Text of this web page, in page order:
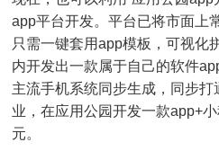
app平台开发。平台已将市面上
只需一键套用app模板，可视化
内开发出一款属于自己的软件
主流手机系统同步生成，同步
业，在应用公园开发一款app+
元。